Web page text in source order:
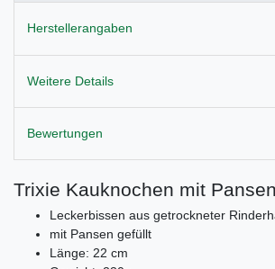
Herstellerangaben
Weitere Details
Bewertungen
Trixie Kauknochen mit
Leckerbissen aus getrockneter
mit Pansen gefüllt
Länge: 22 cm